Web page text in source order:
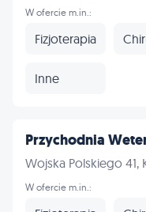
W ofercie m.in.:
Fizjoterapia
Inne
Przychodnia
Wojska Polskiego 41,
W ofercie m.in.: